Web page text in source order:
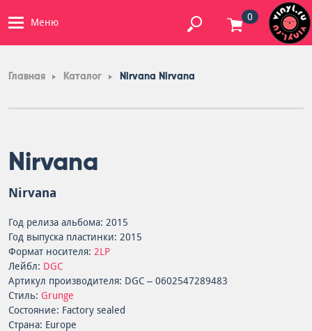
Меню 0
Главная Каталог Nirvana Nirvana
Nirvana
Nirvana
Год релиза альбома: 2015
Год выпуска пластинки: 2015
Формат носителя: 2LP
Лейбл: DGC
Артикул производителя: DGC – 0602547289483
Стиль: Grunge
Состояние: Factory sealed
Страна: Europe